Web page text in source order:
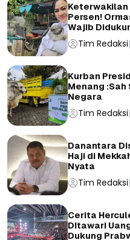
Keterwakilan
Persen!
Wajib
Tim Redaksi
Kurban
Menang :Sah
Negara
Tim Redaksi
Danantara
Haji di
Nyata
Tim Redaksi
Cerita
DItawari
Dukung